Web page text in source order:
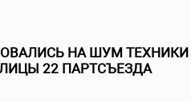
НА ШУМ ТЕХНИКИ
22 ПАРТСЪЕЗДА